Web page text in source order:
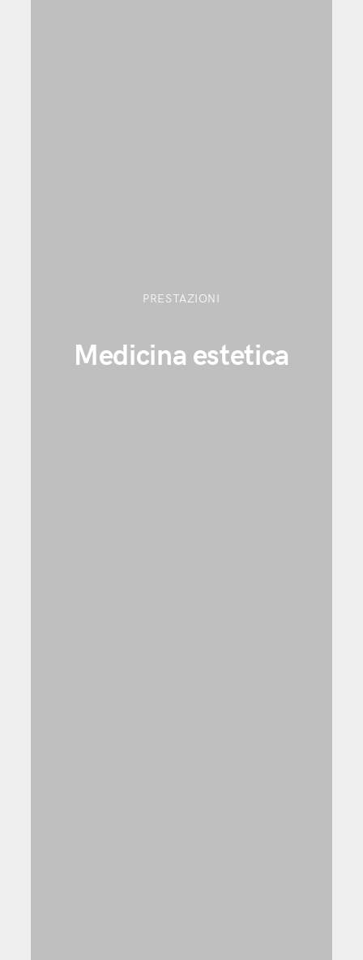
PRESTAZIONI
Medicina estetica